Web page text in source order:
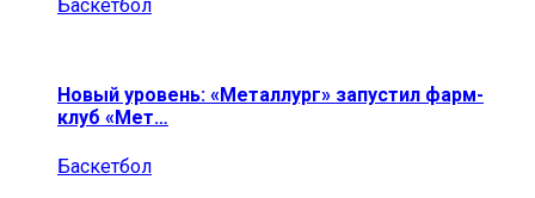
Баскетбол
Новый уровень: «Металлург» запустил фарм-
клуб «Мет…
Баскетбол